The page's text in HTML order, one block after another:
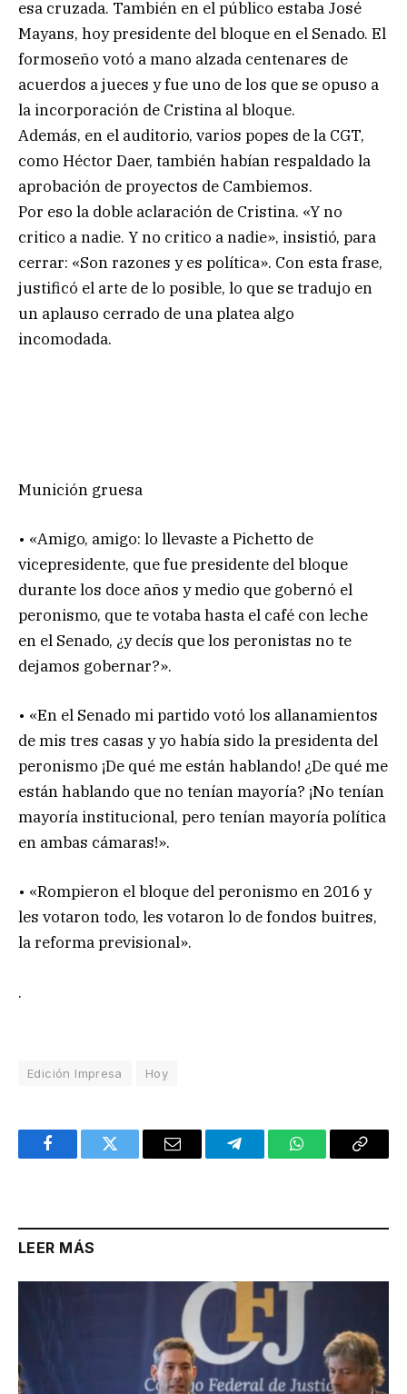
esa cruzada. También en el público estaba José
Mayans, hoy presidente del bloque en el Senado. El
formoseño votó a mano alzada centenares de
acuerdos a jueces y fue uno de los que se opuso a
la incorporación de Cristina al bloque.
Además, en el auditorio, varios popes de la CGT,
como Héctor Daer, también habían respaldado la
aprobación de proyectos de Cambiemos.
Por eso la doble aclaración de Cristina. «Y no
critico a nadie. Y no critico a nadie», insistió, para
cerrar: «Son razones y es política». Con esta frase,
justificó el arte de lo posible, lo que se tradujo en
un aplauso cerrado de una platea algo
incomodada.
Munición gruesa
• «Amigo, amigo: lo llevaste a Pichetto de
vicepresidente, que fue presidente del bloque
durante los doce años y medio que gobernó el
peronismo, que te votaba hasta el café con leche
en el Senado, ¿y decís que los peronistas no te
dejamos gobernar?».
• «En el Senado mi partido votó los allanamientos
de mis tres casas y yo había sido la presidenta del
peronismo ¡De qué me están hablando! ¿De qué me
están hablando que no tenían mayoría? ¡No tenían
mayoría institucional, pero tenían mayoría política
en ambas cámaras!».
• «Rompieron el bloque del peronismo en 2016 y
les votaron todo, les votaron lo de fondos buitres,
la reforma previsional».
.
Edición Impresa Hoy
FacebookTwitter Email TelegramWhatsAppCopy
LEER MÁS